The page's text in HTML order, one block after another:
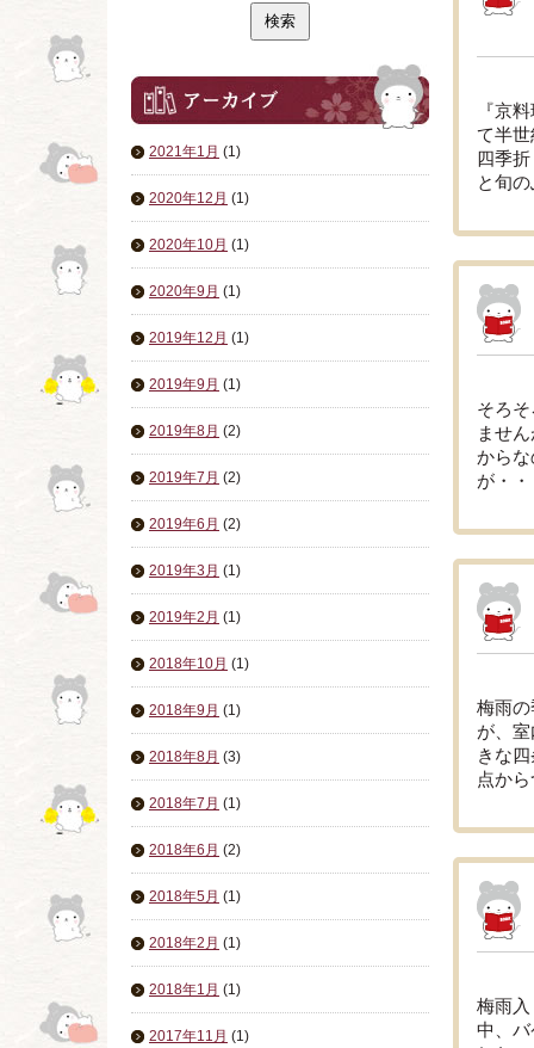
2021年1月 (1)
2020年12月 (1)
2020年10月 (1)
2020年9月 (1)
2019年12月 (1)
2019年9月 (1)
2019年8月 (2)
2019年7月 (2)
2019年6月 (2)
2019年3月 (1)
2019年2月 (1)
2018年10月 (1)
2018年9月 (1)
2018年8月 (3)
2018年7月 (1)
2018年6月 (2)
2018年5月 (1)
2018年2月 (1)
2018年1月 (1)
2017年11月 (1)
『京
て半
四季
と旬
そろ
ませ
から
が・
梅雨
が、
きな
点か
梅雨
中、